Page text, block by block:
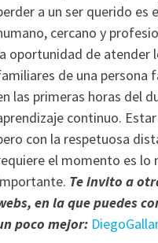
a un ser querido es
cercano y
oportunidad de atender
de una persona
las primeras horas del
continuo.
con la respetuosa
el momento es lo
Te invito a
en la que puedes
poco mejor: